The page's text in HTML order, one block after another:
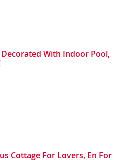
With Indoor Pool,
Cottage For Lovers, En For